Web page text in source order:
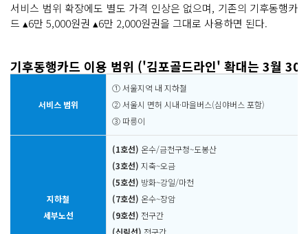
서비스 범위 확장에도 별도 가격 인상은 없으며, 기존의 기후동행카
드 ▴6만 5,000원권 ▴6만 2,000원권을 그대로 사용하면 된다.
기후동행카드 이용 범위 ('김포골드라인' 확대는 3월 30
서비스 범위
① 서울지역 내 지하철
② 서울시 면허 시내·마을버스(심야버스 포함)
③ 따릉이
지하철
세부노선
(1호선) 온수/금천구청~도봉산
(3호선) 지축~오금
(5호선) 방화~강일/마천
(7호선) 온수~장암
(9호선) 전구간